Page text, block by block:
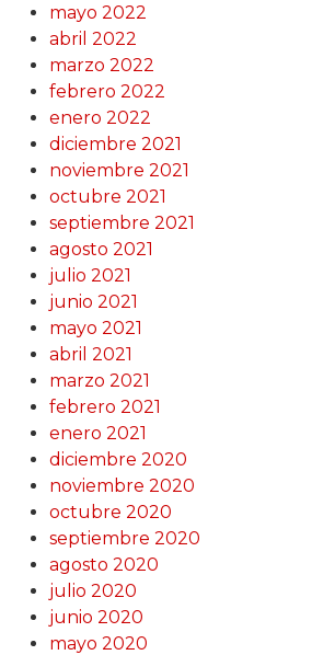
mayo 2022
abril 2022
marzo 2022
febrero 2022
enero 2022
diciembre 2021
noviembre 2021
octubre 2021
septiembre 2021
agosto 2021
julio 2021
junio 2021
mayo 2021
abril 2021
marzo 2021
febrero 2021
enero 2021
diciembre 2020
noviembre 2020
octubre 2020
septiembre 2020
agosto 2020
julio 2020
junio 2020
mayo 2020